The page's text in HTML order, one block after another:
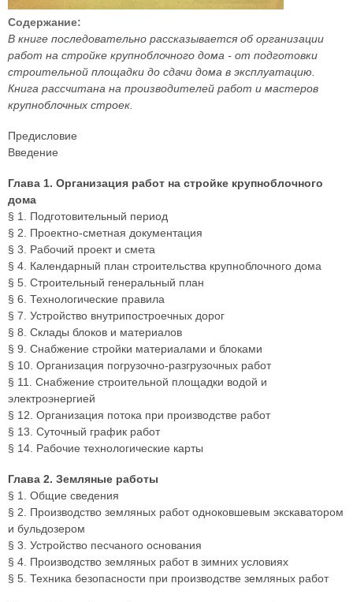
Содержание:
В книге последовательно рассказывается об организации
работ на стройке крупноблочного дома - от подготовки
строительной площадки до сдачи дома в эксплуатацию.
Книга рассчитана на производителей работ и мастеров
крупноблочных строек.
Предисловие
Введение
Глава 1. Организация работ на стройке крупноблочного
дома
§ 1. Подготовительный период
§ 2. Проектно-сметная документация
§ 3. Рабочий проект и смета
§ 4. Календарный план строительства крупноблочного дома
§ 5. Строительный генеральный план
§ 6. Технологические правила
§ 7. Устройство внутрипостроечных дорог
§ 8. Склады блоков и материалов
§ 9. Снабжение стройки материалами и блоками
§ 10. Организация погрузочно-разгрузочных работ
§ 11. Снабжение строительной площадки водой и
электроэнергией
§ 12. Организация потока при производстве работ
§ 13. Суточный график работ
§ 14. Рабочие технологические карты
Глава 2. Земляные работы
§ 1. Общие сведения
§ 2. Производство земляных работ одноковшевым экскаватором
и бульдозером
§ 3. Устройство песчаного основания
§ 4. Производство земляных работ в зимних условиях
§ 5. Техника безопасности при производстве земляных работ